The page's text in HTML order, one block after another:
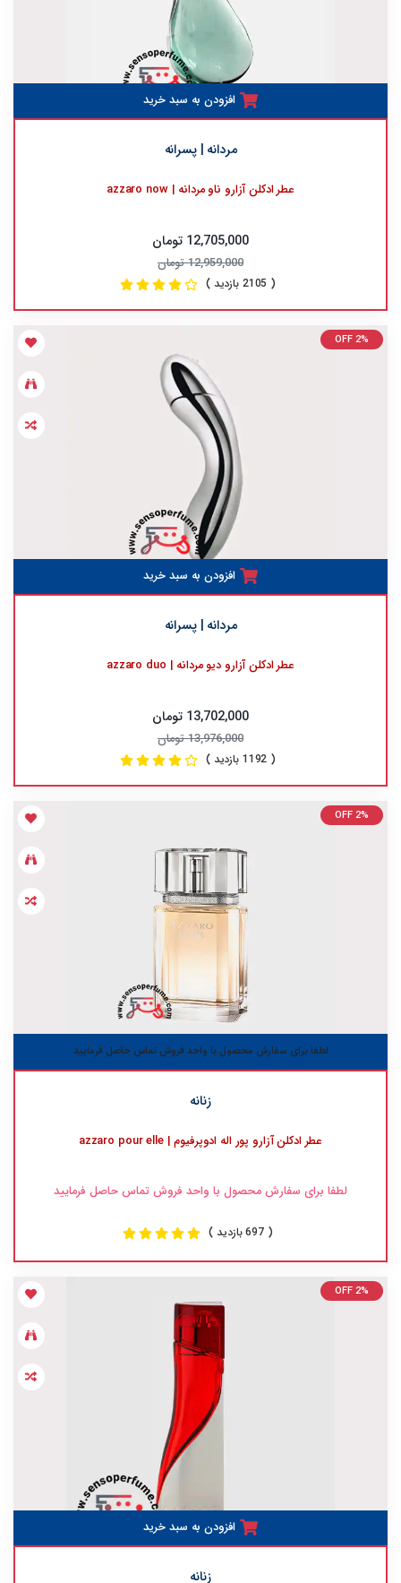
افزودن به سبد خرید
مردانه | پسرانه
عطر ادکلن آزارو ناو مردانه | azzaro now
12,705,000 تومان
12,959,000 تومان
( 2105 بازدید )
OFF 2%
افزودن به سبد خرید
مردانه | پسرانه
عطر ادکلن آزارو دیو مردانه | azzaro duo
13,702,000 تومان
13,976,000 تومان
( 1192 بازدید )
OFF 2%
لطفا برای سفارش محصول با واحد فروش تماس حاصل فرمایید
زنانه
عطر ادکلن آزارو پور اله ادوپرفیوم | azzaro pour elle
لطفا برای سفارش محصول با واحد فروش تماس حاصل فرمایید
( 697 بازدید )
OFF 2%
افزودن به سبد خرید
زنانه